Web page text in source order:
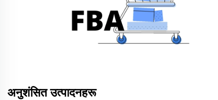
अनुशंसित उत्पादनहरू